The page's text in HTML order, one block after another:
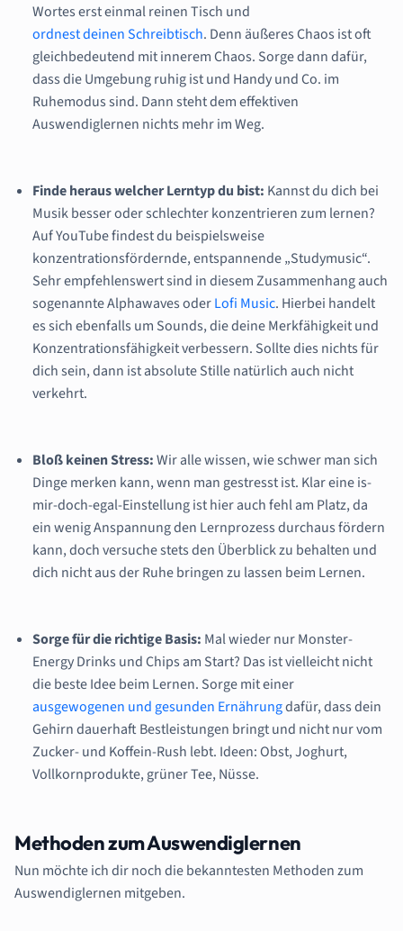
Wortes erst einmal reinen Tisch und
ordnest deinen Schreibtisch. Denn äußeres Chaos ist oft
gleichbedeutend mit innerem Chaos. Sorge dann dafür,
dass die Umgebung ruhig ist und Handy und Co. im
Ruhemodus sind. Dann steht dem effektiven
Auswendiglernen nichts mehr im Weg.
Finde heraus welcher Lerntyp du bist: Kannst du dich bei
Musik besser oder schlechter konzentrieren zum lernen?
Auf YouTube findest du beispielsweise
konzentrationsfördernde, entspannende „Studymusic“.
Sehr empfehlenswert sind in diesem Zusammenhang auch
sogenannte Alphawaves oderLofi Music. Hierbei handelt
es sich ebenfalls um Sounds, die deine Merkfähigkeit und
Konzentrationsfähigkeit verbessern. Sollte dies nichts für
dich sein, dann ist absolute Stille natürlich auch nicht
verkehrt.
Bloß keinen Stress:Wir alle wissen, wie schwer man sich
Dinge merken kann, wenn man gestresst ist. Klar eine is-
mir-doch-egal-Einstellung ist hier auch fehl am Platz, da
ein wenig Anspannung den Lernprozess durchaus fördern
kann, doch versuche stets den Überblick zu behalten und
dich nicht aus der Ruhe bringen zu lassen beim Lernen.
Sorge für die richtige Basis: Mal wieder nur Monster-
Energy Drinks und Chips am Start? Das ist vielleicht nicht
die beste Idee beim Lernen. Sorge mit einer
ausgewogenen und gesunden Ernährungdafür, dass dein
Gehirn dauerhaft Bestleistungen bringt und nicht nur vom
Zucker- und Koffein-Rush lebt. Ideen: Obst, Joghurt,
Vollkornprodukte, grüner Tee, Nüsse.
Methoden zum Auswendiglernen
Nun möchte ich dir noch die bekanntesten Methoden zum
Auswendiglernen mitgeben.